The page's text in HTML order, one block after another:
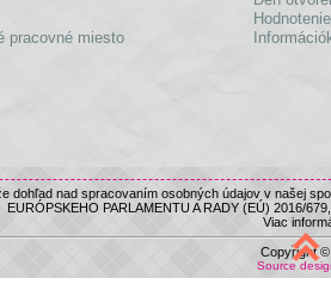
pracovné miesto
dohľad nad spracovaním osobných údajov v našej
EURÓPSKEHO PARLAMENTU A RADY (EÚ) 2016/
Viac
Copyright
Source